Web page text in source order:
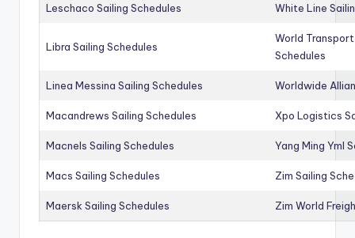
Leschaco Sailing Schedules White Line
Libra Sailing Schedules
World
Schedules
Linea Messina Sailing Schedules Worldwide
Macandrews Sailing Schedules Xpo Logistics
Macnels Sailing Schedules Yang Ming Yml
Macs Sailing Schedules Zim Sailing
Maersk Sailing Schedules Zim World